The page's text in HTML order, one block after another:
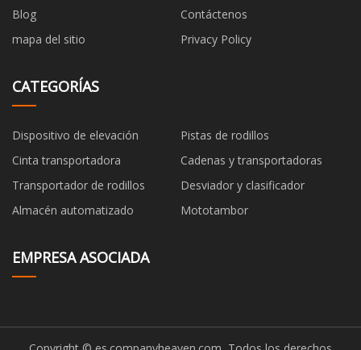
Blog
Contáctenos
mapa del sitio
Privacy Policy
CATEGORÍAS
Dispositivo de elevación
Pistas de rodillos
Cinta transportadora
Cadenas y transportadoras
Transportador de rodillos
Desviador y clasificador
Almacén automatizado
Mototambor
EMPRESA ASOCIADA